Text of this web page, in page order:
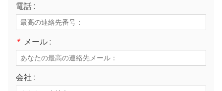
電話 :
* メール :
会社 :